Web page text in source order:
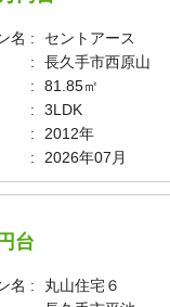
名
セントアース
長久手市西原山
81.85㎡
3LDK
2012年
2026年07月
台
名
丸山住宅６